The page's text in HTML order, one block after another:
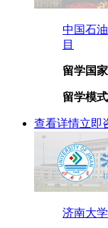
中国石
目
留学国家
留学模式
查看详情立即
济南大